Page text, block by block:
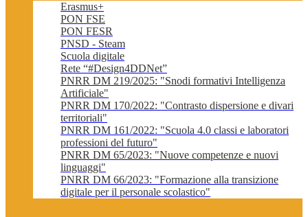
Erasmus+
PON FSE
PON FESR
PNSD - Steam
Scuola digitale
Rete “#Design4DDNet”
PNRR DM 219/2025: "Snodi formativi Intelligenza
Artificiale"
PNRR DM 170/2022: "Contrasto dispersione e divari
territoriali"
PNRR DM 161/2022: "Scuola 4.0 classi e laboratori
professioni del futuro"
PNRR DM 65/2023: "Nuove competenze e nuovi
linguaggi"
PNRR DM 66/2023: "Formazione alla transizione
digitale per il personale scolastico"